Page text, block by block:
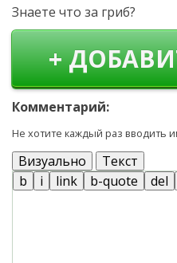
Знаете что за гриб?
+
Комментарий:
Не хотите каждый раз вводить
Визуально Текст